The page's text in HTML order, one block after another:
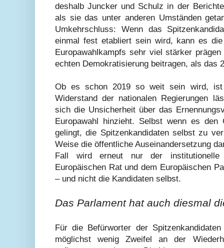
deshalb Juncker und Schulz in der
als sie das unter anderen Umständen
Umkehrschluss: Wenn das
einmal fest etabliert sein wird, kann es
Europawahlkampfs sehr viel stärker
echten Demokratisierung beitragen, als das
Ob es schon 2019 so weit sein wird, ist
Widerstand der nationalen Regierungen
sich die Unsicherheit über das
Europawahl hinzieht. Selbst wenn es den
gelingt, die Spitzenkandidaten selbst zu
Weise die öffentliche Auseinandersetzung
Fall wird erneut nur der institutionelle
Europäischen Rat und dem Europäischen
– und nicht die Kandidaten selbst.
Das Parlament hat auch diesmal
Für die Befürworter der
möglichst wenig Zweifel an der